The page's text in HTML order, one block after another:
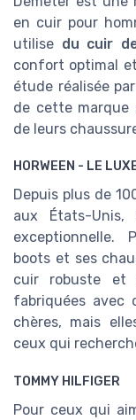
en cuir pour
utilise du cuir
confort optimal
étude réalisée par
de cette
de leurs
HORWEEN - LE
Depuis plus de
aux États-
exceptionnelle.
boots et ses
cuir robuste et
fabriquées
chères, mais
ceux qui
TOMMY HILFIGER
Pour ceux qui